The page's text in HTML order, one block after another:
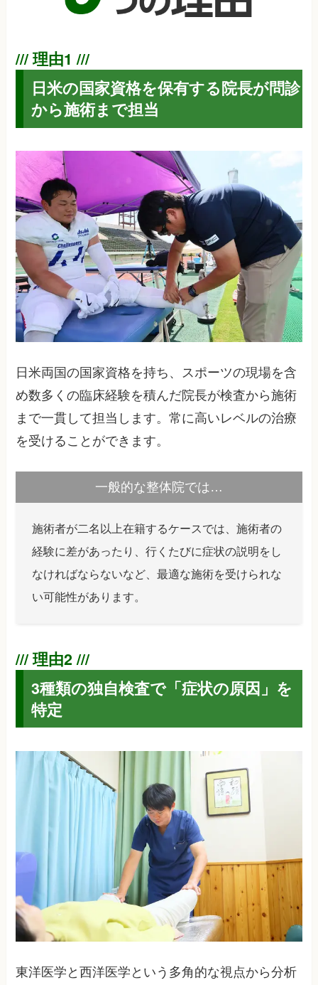
日米の国家資格を保有する院長が問診
から施術まで担当
日米両国の国家資格を持ち、スポーツの現場を含
め数多くの臨床経験を積んだ院長が検査から施術
まで一貫して担当します。常に高いレベルの治療
を受けることができます。
一般的な整体院では…
施術者が二名以上在籍するケースでは、施術者の
経験に差があったり、行くたびに症状の説明をし
なければならないなど、最適な施術を受けられな
い可能性があります。
3種類の独自検査で「症状の原因」を
特定
東洋医学と西洋医学という多角的な視点から分析